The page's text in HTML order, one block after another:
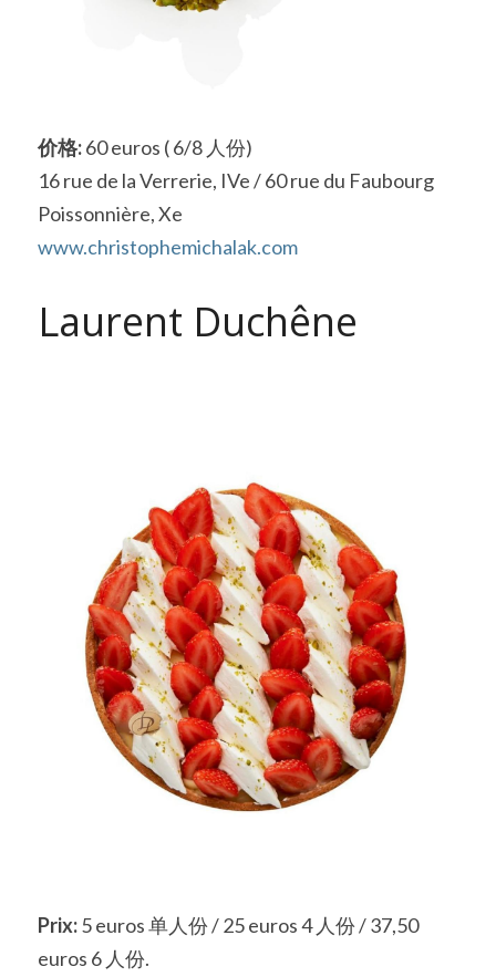
价格: 60 euros ( 6/8 人份)
16 rue de la Verrerie, IVe / 60 rue du Faubourg
Poissonnière, Xe
www.christophemichalak.com
Laurent Duchêne
Prix: 5 euros 单人份 / 25 euros 4 人份 / 37,50
euros 6 人份.